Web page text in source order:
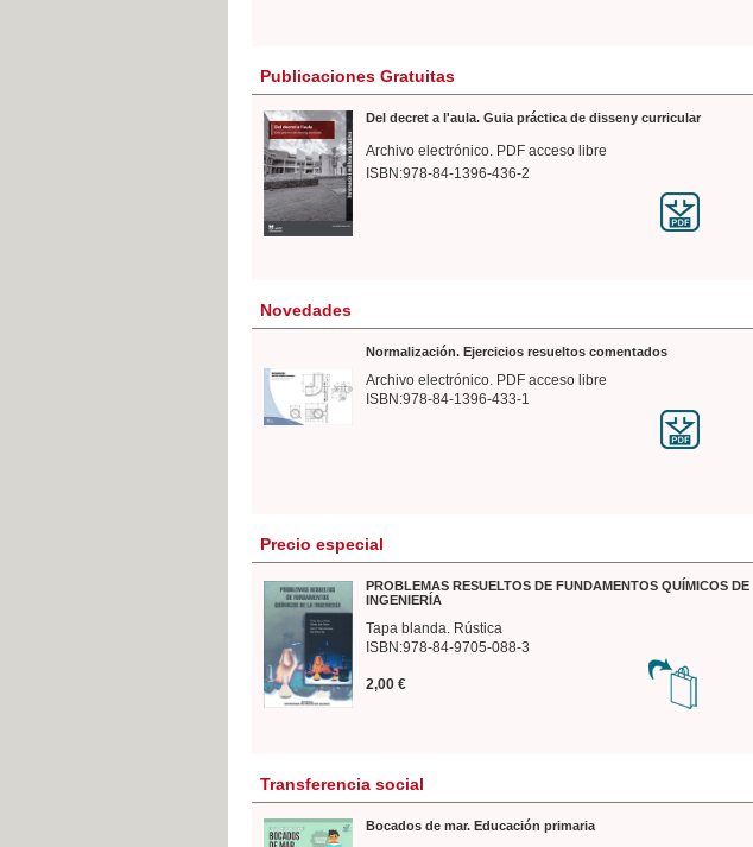
Publicaciones Gratuitas
Del decret a l'aula. Guia práctica de disseny curricular
Archivo electrónico. PDF acceso libre
ISBN:978-84-1396-436-2
Novedades
Normalización. Ejercicios resueltos comentados
Archivo electrónico. PDF acceso libre
ISBN:978-84-1396-433-1
Precio especial
PROBLEMAS RESUELTOS DE FUNDAMENTOS QUÍMICOS
INGENIERÍA
Tapa blanda. Rústica
ISBN:978-84-9705-088-3
2,00 €
Transferencia social
Bocados de mar. Educación primaria